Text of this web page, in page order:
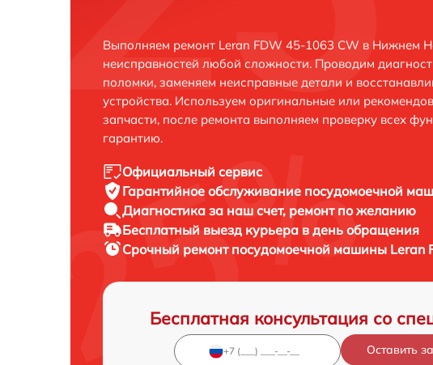
Выполняем ремонт Leran FDW 45-1063 CW в Нижнем
неисправностей любой сложности. Проводим
поломки, заменяем неисправные детали и
устройства. Используем оригинальные или
запчасти, после ремонта выполняем проверку всех
гарантию.
Официальный сервис
Гарантийное обслуживание посудомоечной
Диагностика за наш счет, ремонт по желанию
Бесплатный выезд курьера в день обращения
Срочный ремонт посудомоечной машины Leran
Бесплатная консультация со
Оставить